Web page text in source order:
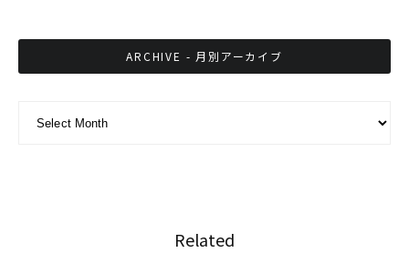
ARCHIVE - 月別アーカイブ
Related